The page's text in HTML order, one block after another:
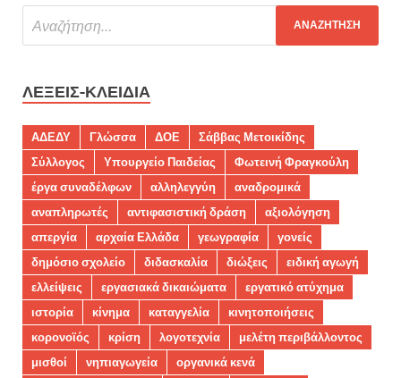
ΛΈΞΕΙΣ-ΚΛΕΙΔΙΆ
ΑΔΕΔΥ Γλώσσα ΔΟΕ
Σάββας Μετοικίδης
Σύλλογος
Υπουργείο Παιδείας
Φωτεινή Φραγκούλη
έργα συναδέλφων
αλληλεγγύη
αναδρομικά
αναπληρωτές
αντιφασιστική δράση
αξιολόγηση
απεργία
αρχαία Ελλάδα γεωγραφία
γονείς
δημόσιο σχολείο
διδασκαλία διώξεις
ειδική αγωγή
ελλείψεις
εργασιακά δικαιώματα
εργατικό ατύχημα
ιστορία
κίνημα καταγγελία
κινητοποιήσεις
κορονοϊός
κρίση λογοτεχνία
μελέτη περιβάλλοντος
μισθοί
νηπιαγωγεία
οργανικά κενά